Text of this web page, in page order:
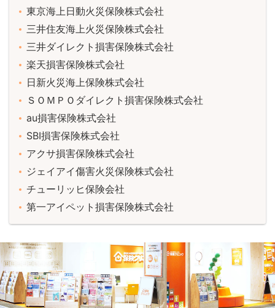
東京海上日動火災保険株式会社
三井住友海上火災保険株式会社
三井ダイレクト損害保険株式会社
楽天損害保険株式会社
日新火災海上保険株式会社
ＳＯＭＰＯダイレクト損害保険株式会社
au損害保険株式会社
SBI損害保険株式会社
アクサ損害保険株式会社
ジェイアイ傷害火災保険株式会社
チューリッヒ保険会社
第一アイペット損害保険株式会社